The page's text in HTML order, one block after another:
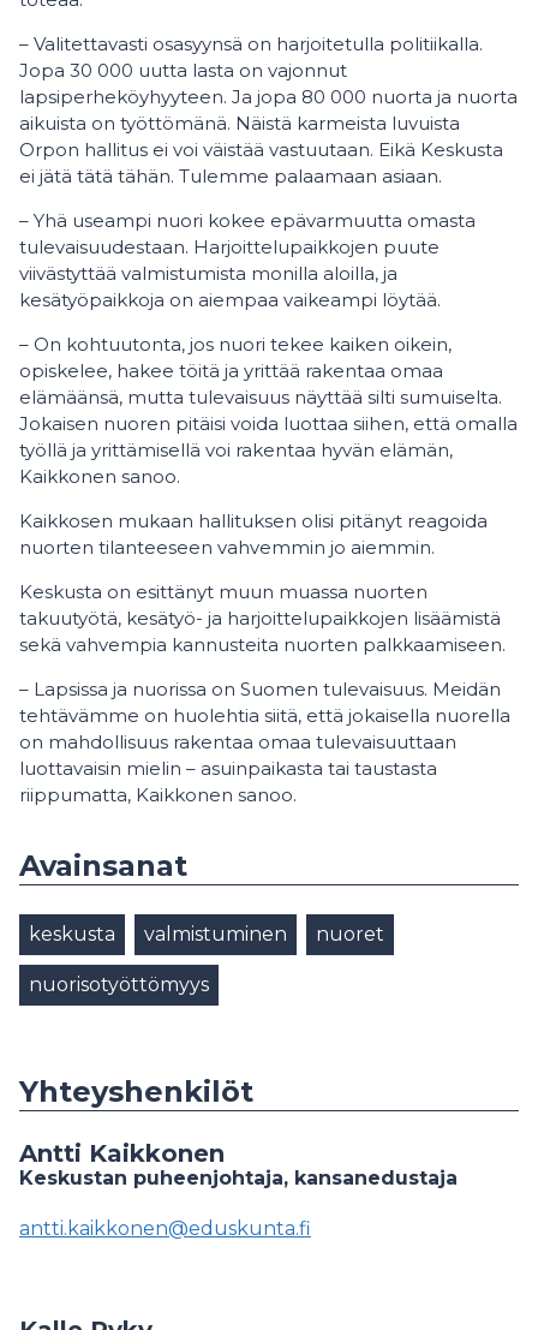
– Valitettavasti osasyynsä on harjoitetulla politiikalla.
Jopa 30 000 uutta lasta on vajonnut
lapsiperheköyhyyteen. Ja jopa 80 000 nuorta ja nuorta
aikuista on työttömänä. Näistä karmeista luvuista
Orpon hallitus ei voi väistää vastuutaan. Eikä Keskusta
ei jätä tätä tähän. Tulemme palaamaan asiaan.
– Yhä useampi nuori kokee epävarmuutta omasta
tulevaisuudestaan. Harjoittelupaikkojen puute
viivästyttää valmistumista monilla aloilla, ja
kesätyöpaikkoja on aiempaa vaikeampi löytää.
– On kohtuutonta, jos nuori tekee kaiken oikein,
opiskelee, hakee töitä ja yrittää rakentaa omaa
elämäänsä, mutta tulevaisuus näyttää silti sumuiselta.
Jokaisen nuoren pitäisi voida luottaa siihen, että omalla
työllä ja yrittämisellä voi rakentaa hyvän elämän,
Kaikkonen sanoo.
Kaikkosen mukaan hallituksen olisi pitänyt reagoida
nuorten tilanteeseen vahvemmin jo aiemmin.
Keskusta on esittänyt muun muassa nuorten
takuutyötä, kesätyö- ja harjoittelupaikkojen lisäämistä
sekä vahvempia kannusteita nuorten palkkaamiseen.
– Lapsissa ja nuorissa on Suomen tulevaisuus. Meidän
tehtävämme on huolehtia siitä, että jokaisella nuorella
on mahdollisuus rakentaa omaa tulevaisuuttaan
luottavaisin mielin – asuinpaikasta tai taustasta
riippumatta, Kaikkonen sanoo.
Avainsanat
keskusta valmistuminen nuoret
nuorisotyöttömyys
Yhteyshenkilöt
Antti Kaikkonen
Keskustan puheenjohtaja, kansanedustaja
antti.kaikkonen@eduskunta.fi